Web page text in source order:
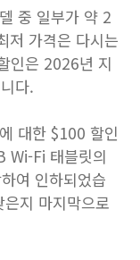
중 일부가 약 2
저 가격은 다시는
인은 2026년 지
다.
대한 $100 할인
Wi-Fi 태블릿의
여 인하되었습
지 마지막으로